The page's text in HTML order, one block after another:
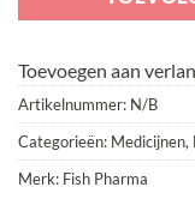
Toevoegen aan
Artikelnummer: N/B
Categorieën: Medicijnen,
Merk: Fish Pharma